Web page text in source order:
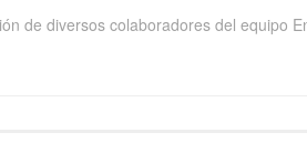
de diversos colaboradores del equipo